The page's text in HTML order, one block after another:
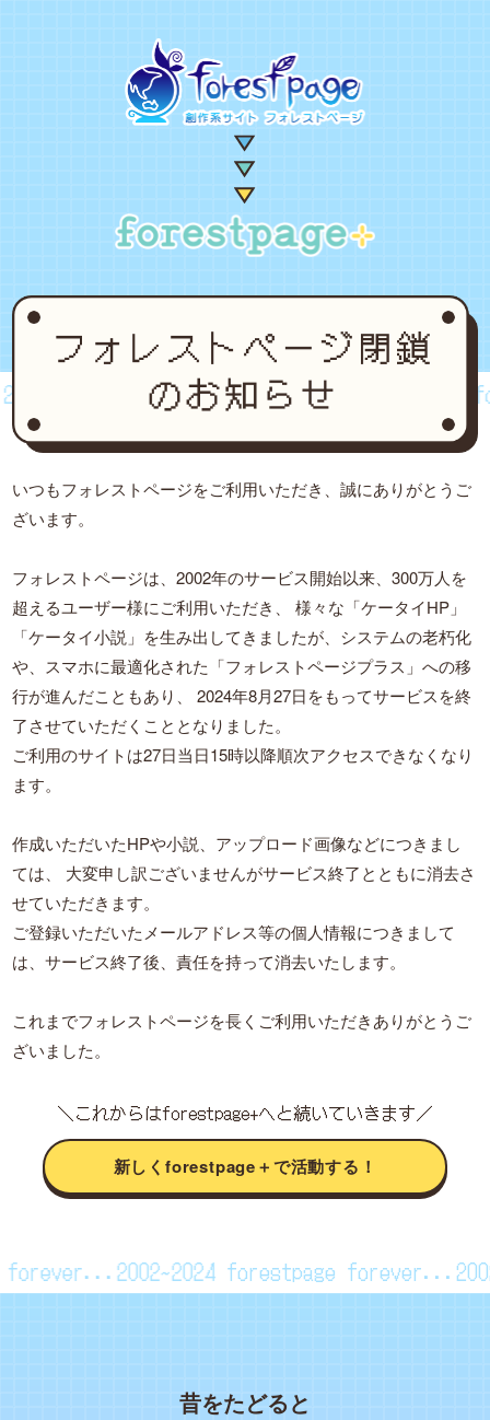
forestpage forever...2002~2024
いつもフォレストページをご利用いただき、誠にありがとうご
ざいます。
フォレストページは、2002年のサービス開始以来、300万人を
超えるユーザー様にご利用いただき、
様々な「ケータイHP」
「ケータイ小説」を生み出してきましたが、システムの老朽化
や、スマホに最適化された「フォレストページプラス」への移
行が進んだこともあり、
2024年8月27日をもってサービスを終
了させていただくこととなりました。
ご利用のサイトは27日当日15時以降順次アクセスできなくなり
ます。
作成いただいたHPや小説、アップロード画像などにつきまし
ては、
大変申し訳ございませんがサービス終了とともに消去さ
せていただきます。
ご登録いただいたメールアドレス等の個人情報につきまして
は、サービス終了後、責任を持って消去いたします。
これまでフォレストページを長くご利用いただきありがとうご
ざいました。
＼これからはforestpage+へと続いていきます／
新しくforestpage＋で活動する！
forever...2002~2024 forestpage
昔をたどると